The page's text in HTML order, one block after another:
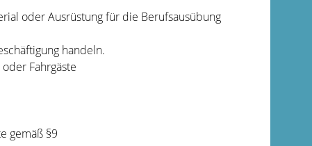
oder Ausrüstung für die Berufsausübung
handeln.
Fahrgäste
gemäß §9